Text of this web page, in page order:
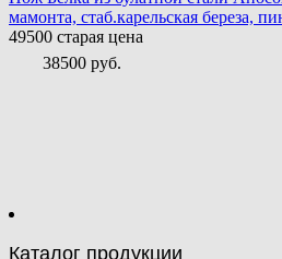
мамонта, стаб.карельская береза,
49500 старая цена
38500 руб.
Каталог продукции